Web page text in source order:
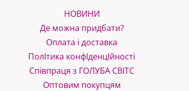
НОВИНИ
Де можна придбати?
Оплата і доставка
ПолІтика конфІденцІйності
Співпраця з ГОЛУБА СВІТС
Оптовим покупцям